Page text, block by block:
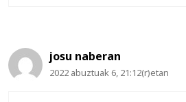
josu naberan
2022 abuztuak 6, 21:12(r)etan